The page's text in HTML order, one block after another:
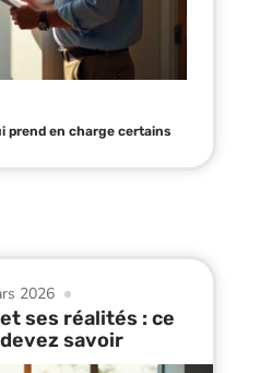
prend en charge certains
2026
ses réalités : ce
savoir